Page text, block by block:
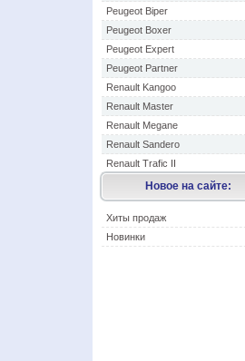
Peugeot Biper
Peugeot Boxer
Peugeot Expert
Peugeot Partner
Renault Kangoo
Renault Master
Renault Megane
Renault Sandero
Renault Trafic II
Новое на сайте:
Хиты продаж
Новинки